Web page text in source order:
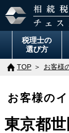
税理士の
選び方
TOP お客様
お客様の
東京都